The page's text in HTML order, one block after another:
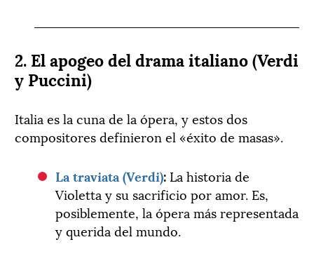
2. El apogeo del drama italiano (Verdi
y Puccini)
Italia es la cuna de la ópera, y estos dos
compositores definieron el «éxito de masas».
La traviata (Verdi): La historia de
Violetta y su sacrificio por amor. Es,
posiblemente, la ópera más representada
y querida del mundo.